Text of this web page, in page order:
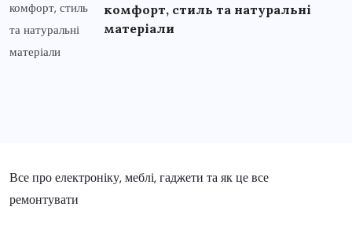
комфорт, стиль та натуральні
матеріали
Все про електроніку, меблі, гаджети та як це все
ремонтувати